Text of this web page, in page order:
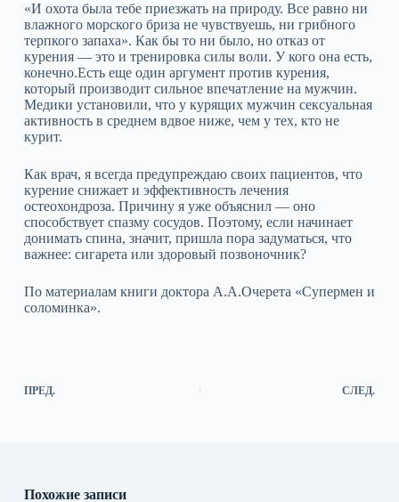
«И охота была тебе приезжать на природу. Все равно ни
влажного морского бриза не чувствуешь, ни грибного
терпкого запаха». Как бы то ни было, но отказ от
курения — это и тренировка силы воли. У кого она есть,
конечно.Есть еще один аргумент против курения,
который производит сильное впечатление на мужчин.
Медики установили, что у курящих мужчин сексуальная
активность в среднем вдвое ниже, чем у тех, кто не
курит.
Как врач, я всегда предупреждаю своих пациентов, что
курение снижает и эффективность лечения
остеохондроза. Причину я уже объяснил — оно
способствует спазму сосудов. Поэтому, если начинает
донимать спина, значит, пришла пора задуматься, что
важнее: сигарета или здоровый позвоночник?
По материалам книги доктора А.А.Очерета «Супермен и
соломинка».
ПРЕД. СЛЕД.
Похожие записи